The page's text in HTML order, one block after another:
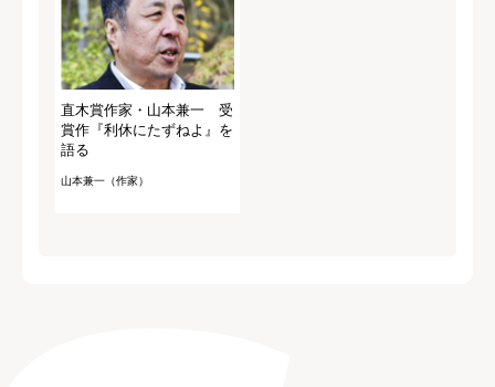
直木賞作家・山本兼一 受
賞作『利休にたずねよ』を
語る
山本兼一（作家）